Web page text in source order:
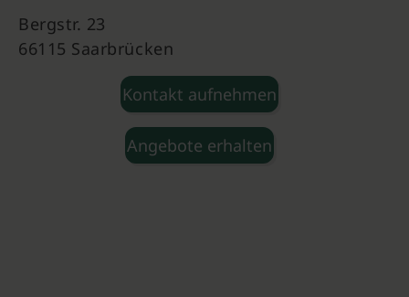
Bergstr. 23
66115 Saarbrücken
Kontakt aufnehmen
Angebote erhalten